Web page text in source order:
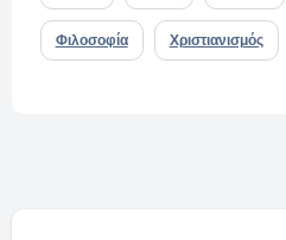
Φιλοσοφία Χριστιανισμός